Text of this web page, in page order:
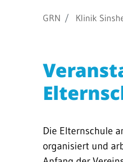
GRN Klinik
Die Elternschule
organisiert und